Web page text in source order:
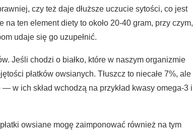
czy też daje dłuższe uczucie sytości, co jest
ten element diety to około 20-40 gram, przy czym,
udaje się go uzupełnić.
Jeśli chodzi o białko, które w naszym organizmie
płatków owsianych. Tłuszcz to niecałe 7%, ale
w ich skład wchodzą na przykład kwasy omega-3 i
owsiane mogę zaimponować również na tym